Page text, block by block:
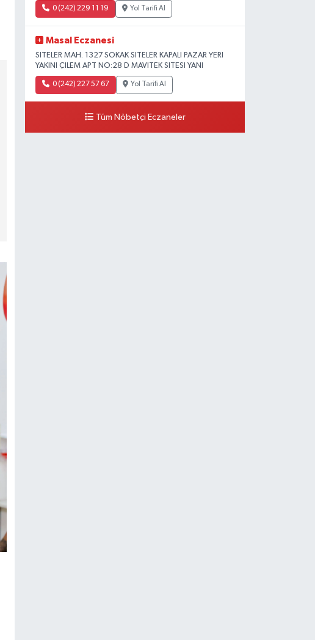
0 (242) 229 11 19 Yol Tarifi Al
Masal Eczanesi
SITELER MAH. 1327 SOKAK SITELER KAPALI PAZAR YERI
YAKINI ÇILEM APT NO:28 D MAVITEK SITESI YANI
0 (242) 227 57 67 Yol Tarifi Al
Tüm Nöbetçi Eczaneler